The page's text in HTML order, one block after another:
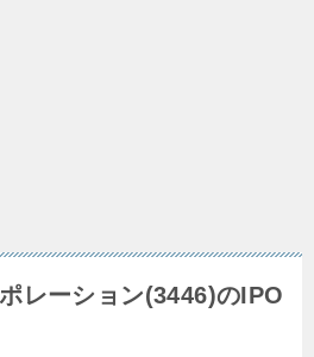
レーション(3446)のIPO